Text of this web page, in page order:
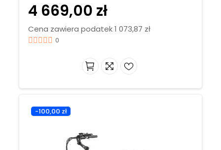
4 669,00 zł
Cena zawiera podatek 1 073,87 zł
0
-100,00 zł